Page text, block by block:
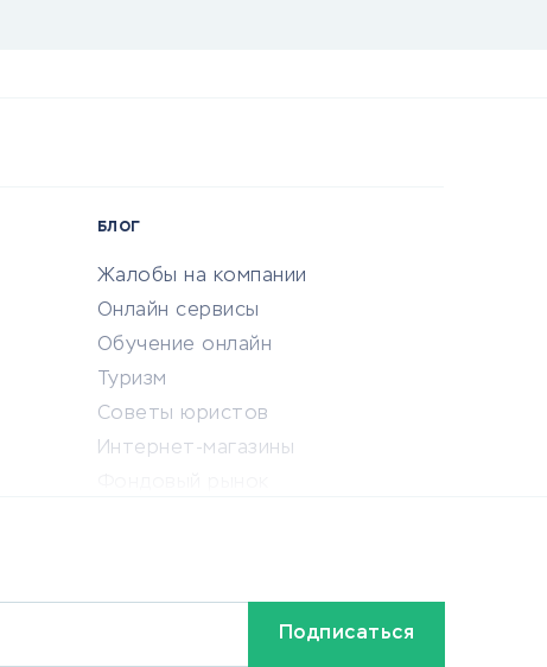
БЛОГ
Жалобы на компании
Онлайн сервисы
Обучение онлайн
Туризм
Советы юристов
Интернет-магазины